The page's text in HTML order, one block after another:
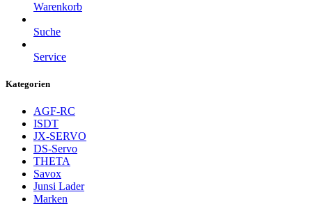
Warenkorb
Suche
Service
Kategorien
AGF-RC
ISDT
JX-SERVO
DS-Servo
THETA
Savox
Junsi Lader
Marken